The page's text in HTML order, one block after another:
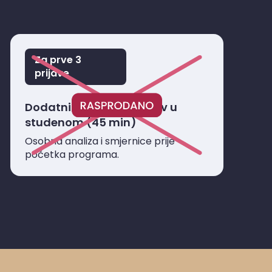
Za prve 3
prijave
Dodatni 1:1 strateški poziv u
studenom (45 min)
Osobna analiza i smjernice prije
početka programa.